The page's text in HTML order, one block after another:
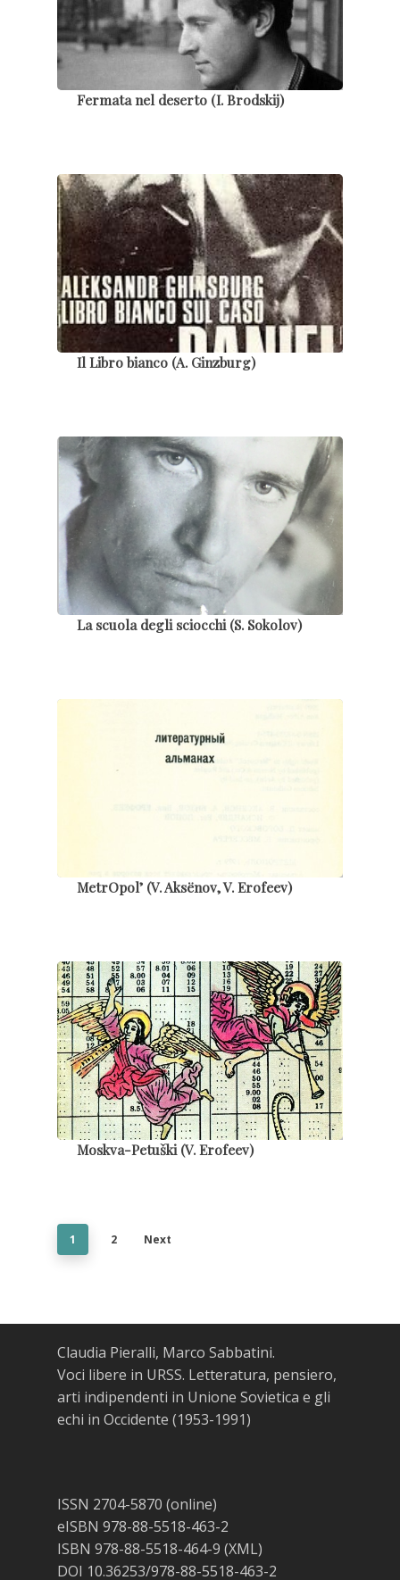
Fermata nel deserto (I. Brodskij)
Il Libro bianco (A. Ginzburg)
La scuola degli sciocchi (S. Sokolov)
MetrOpol’ (V. Aksënov, V. Erofeev)
Moskva-Petuški (V. Erofeev)
1 2 Next
Claudia Pieralli, Marco Sabbatini.
Voci libere in URSS. Letteratura, pensiero,
arti indipendenti in Unione Sovietica e gli
echi in Occidente (1953-1991)
ISSN 2704-5870 (online)
eISBN 978-88-5518-463-2
ISBN 978-88-5518-464-9 (XML)
DOI 10.36253/978-88-5518-463-2